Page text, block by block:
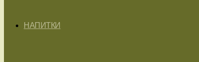
НАПИТКИ